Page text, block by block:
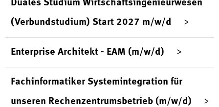
Duales Studium Wirtschaftsingenieurwesen
(Verbundstudium) Start 2027 m/w/d
Enterprise Architekt - EAM (m/w/d)
Fachinformatiker Systemintegration für
unseren Rechenzentrumsbetrieb (m/w/d)